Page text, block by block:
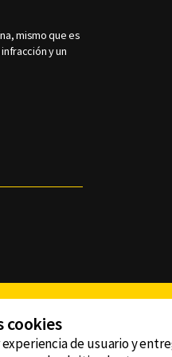
mismo que es
y un
cookies
de usuario y